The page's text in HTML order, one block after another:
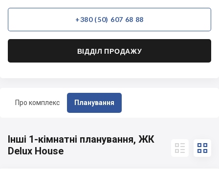
Про комплекс Планування
+380 (50) 607 68 88
ВІДДІЛ ПРОДАЖУ
Інші 1-кімнатні планування, ЖК
Delux House
 